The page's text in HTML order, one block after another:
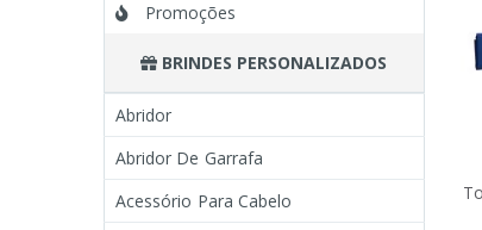
Promoções
BRINDES PERSONALIZADOS
Abridor
Abridor De Garrafa
Acessório Para Cabelo